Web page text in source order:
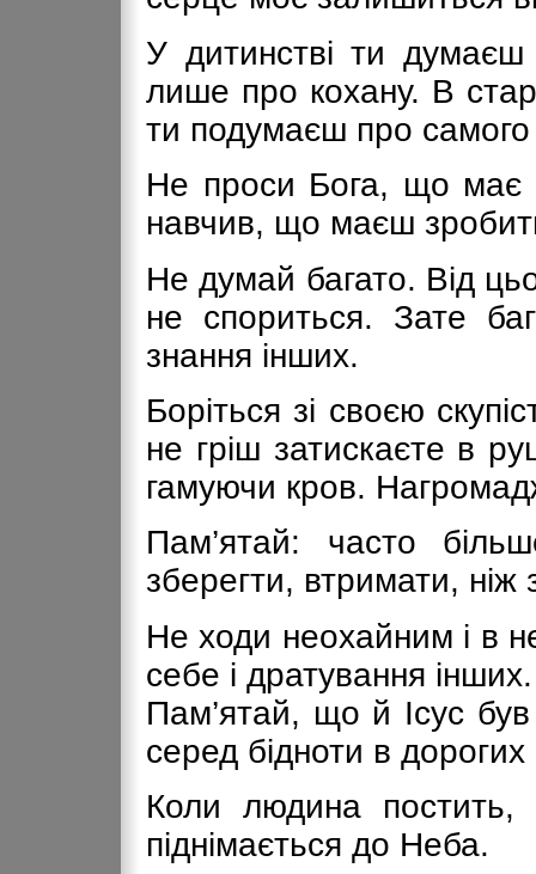
У дитинстві ти
лише про кохану. В
ти подумаєш про
Не проси Бога, що має
навчив, що маєш
Не думай багато. Від
не спориться. Зате
знання інших.
Боріться зі своєю
не гріш затискаєте в
гамуючи кров.
Пам’ятай: часто
зберегти, втримати, ніж
Не ходи неохайним і в
себе і дратування інших.
Пам’ятай, що й Ісус
серед бідноти в
Коли людина
піднімається до Неба.